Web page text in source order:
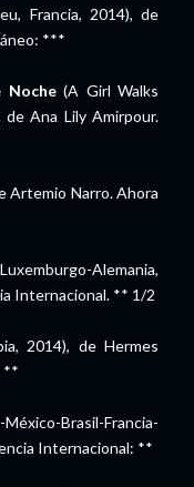
Francia, 2014), de
***
Noche(A Girl Walks
Ana Lily Amirpour.
Artemio Narro. Ahora
Alemania,
Internacional. ** 1/2
2014), de Hermes
**
Brasil-Francia-
Internacional: **